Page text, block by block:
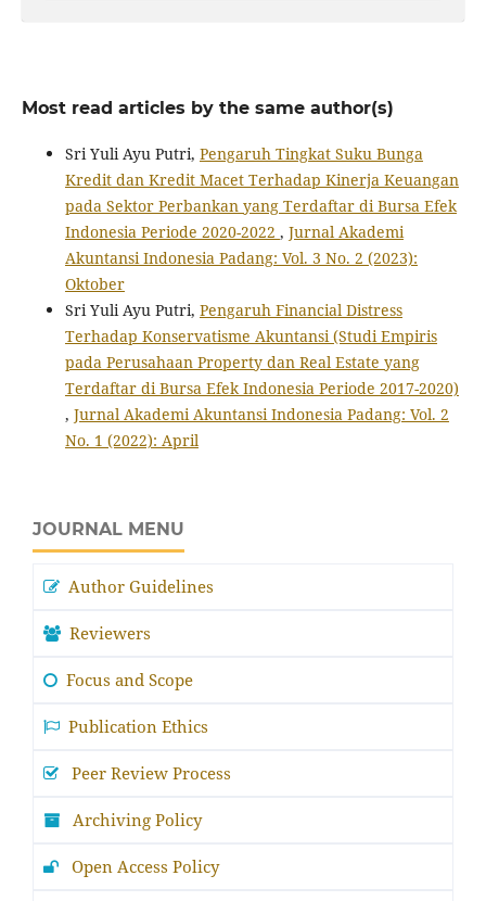
Most read articles by the same author(s)
Sri Yuli Ayu Putri, Pengaruh Tingkat Suku Bunga
Kredit dan Kredit Macet Terhadap Kinerja Keuangan
pada Sektor Perbankan yang Terdaftar di Bursa Efek
Indonesia Periode 2020-2022 , Jurnal Akademi
Akuntansi Indonesia Padang: Vol. 3 No. 2 (2023):
Oktober
Sri Yuli Ayu Putri, Pengaruh Financial Distress
Terhadap Konservatisme Akuntansi (Studi Empiris
pada Perusahaan Property dan Real Estate yang
Terdaftar di Bursa Efek Indonesia Periode 2017-2020)
, Jurnal Akademi Akuntansi Indonesia Padang: Vol. 2
No. 1 (2022): April
JOURNAL MENU
Author Guidelines
Reviewers
Focus and Scope
Publication Ethics
Peer Review Process
Archiving Policy
Open Access Policy